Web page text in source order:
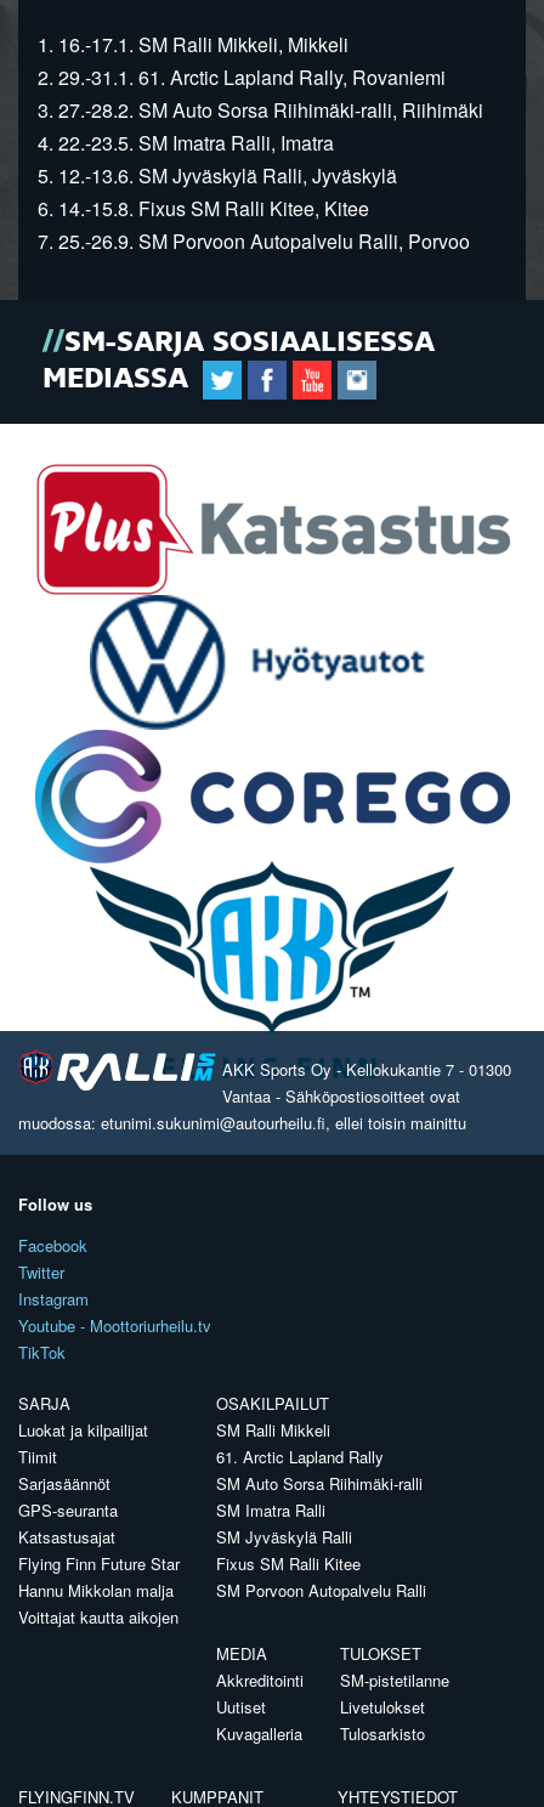
1. 16.-17.1. SM Ralli Mikkeli, Mikkeli
2. 29.-31.1. 61. Arctic Lapland Rally, Rovaniemi
3. 27.-28.2. SM Auto Sorsa Riihimäki-ralli, Riihimäki
4. 22.-23.5. SM Imatra Ralli, Imatra
5. 12.-13.6. SM Jyväskylä Ralli, Jyväskylä
6. 14.-15.8. Fixus SM Ralli Kitee, Kitee
7. 25.-26.9. SM Porvoon Autopalvelu Ralli, Porvoo
SM-SARJA SOSIAALISESSA
MEDIASSA
AKK Sports Oy - Kellokukantie 7 - 01300
Vantaa - Sähköpostiosoitteet ovat
muodossa: etunimi.sukunimi@autourheilu.fi, ellei toisin mainittu
Follow us
Facebook
Twitter
Instagram
Youtube - Moottoriurheilu.tv
TikTok
SARJA
Luokat ja kilpailijat
Tiimit
Sarjasäännöt
GPS-seuranta
Katsastusajat
Flying Finn Future Star
Hannu Mikkolan malja
Voittajat kautta aikojen
OSAKILPAILUT
SM Ralli Mikkeli
61. Arctic Lapland Rally
SM Auto Sorsa Riihimäki-ralli
SM Imatra Ralli
SM Jyväskylä Ralli
Fixus SM Ralli Kitee
SM Porvoon Autopalvelu Ralli
MEDIA
Akkreditointi
Uutiset
Kuvagalleria
TULOKSET
SM-pistetilanne
Livetulokset
Tulosarkisto
FLYINGFINN.TV KUMPPANIT YHTEYSTIEDOT